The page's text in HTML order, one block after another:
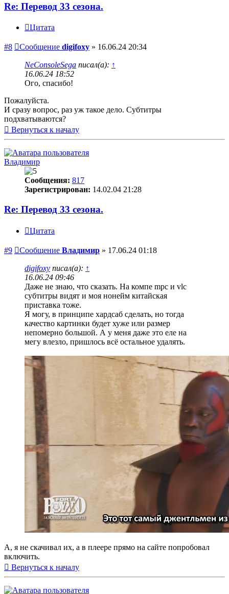
Re: Перевод 33 сезона.
Цитата
#8 Сообщение digifoxy » 16.06.24 20:34
NeConsoleSega писал(а): ↑
16.06.24 18:52
Ого, спасибо!
Пожалуйста.
И сразу вопрос, раз уж такое дело. Субтитры
подхватываются?
Вернуться к началу
Владимир
Сообщения: 817
Зарегистрирован: 14.02.04 21:28
Re: Перевод 33 сезона.
Цитата
#9 Сообщение Владимир » 17.06.24 01:18
digifoxy писал(а): ↑
16.06.24 09:46
Даже не знаю, что сказать. На компе mpc и vlc
субтитры видят и моя нонейм китайская
приставка тоже.
Я могу, в принципе хардсаб сделать, но тогда
качество картинки будет хуже или размер
непомерно большой. А у меня даже это еле на
мегу влезло, пришлось всё остальное удалять.
А, я не скачивал их, а в плеере прямо на сайте попробовал
включить.
Вернуться к началу